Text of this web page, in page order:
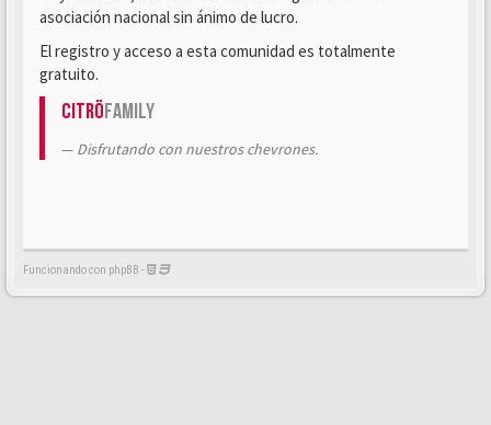
asociación nacional sin ánimo de lucro.
El registro y acceso a esta comunidad es totalmente
gratuito.
CitröFamily
Disfrutando con nuestros chevrones.
Funcionando con phpBB -